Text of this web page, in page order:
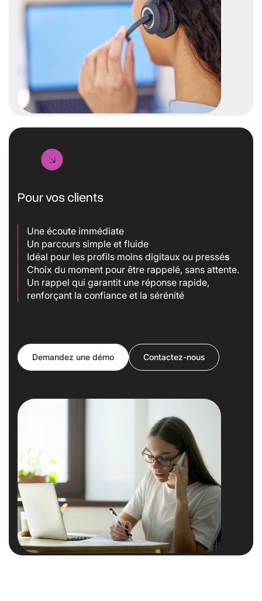
Pour vos clients
Une écoute immédiate
Un parcours simple et fluide
Idéal pour les profils moins digitaux ou pressés
Choix du moment pour être rappelé, sans attente.
Un rappel qui garantit une réponse rapide,
renforçant la confiance et la sérénité
Demandez une démo Contactez-nous